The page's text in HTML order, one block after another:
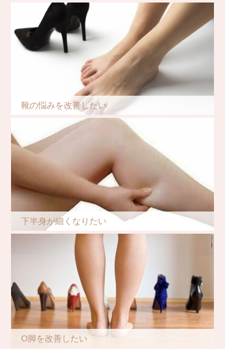
靴の悩みを改善したい
下半身が細くなりたい
O脚を改善したい